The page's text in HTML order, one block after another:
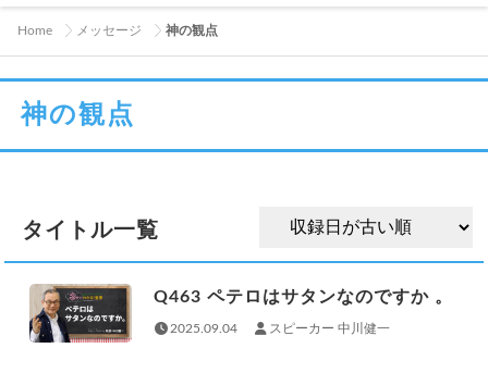
Home メッセージ 神の観点
神の観点
タイトル一覧
Q463 ペテロはサタンなのですか 。
2025.09.04 スピーカー 中川健一